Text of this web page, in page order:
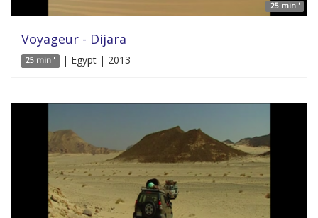
25 min '
Voyageur - Dijara
25 min ' | Egypt | 2013